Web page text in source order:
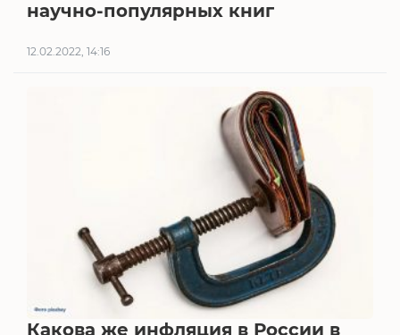
научно-популярных книг
12.02.2022, 14:16
Какова же инфляция в России в